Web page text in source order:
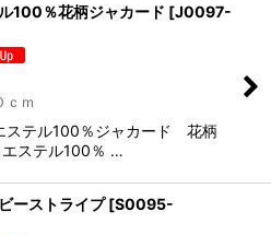
100％花柄ジャカード [J0097-
ｍ
ステル100％ジャカード 花柄
ステル100％ …
ーストライプ [S0095-